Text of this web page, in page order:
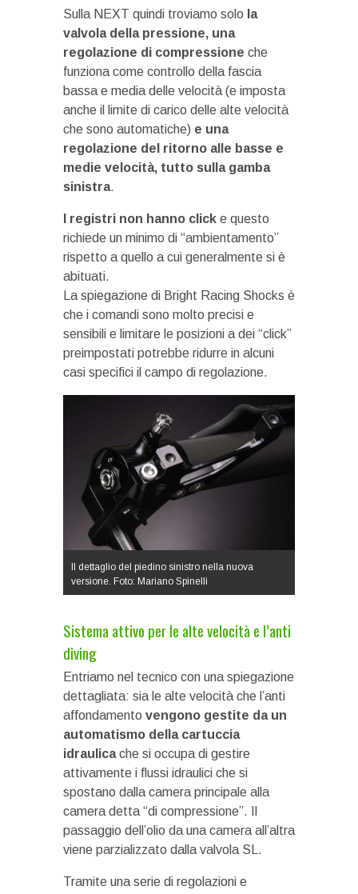
Sulla NEXT quindi troviamo solo la
valvola della pressione, una
regolazione di compressione che
funziona come controllo della fascia
bassa e media delle velocità (e imposta
anche il limite di carico delle alte velocità
che sono automatiche) e una
regolazione del ritorno alle basse e
medie velocità, tutto sulla gamba
sinistra.
I registri non hanno click e questo
richiede un minimo di “ambientamento”
rispetto a quello a cui generalmente si è
abituati.
La spiegazione di Bright Racing Shocks è
che i comandi sono molto precisi e
sensibili e limitare le posizioni a dei “click”
preimpostati potrebbe ridurre in alcuni
casi specifici il campo di regolazione.
Il dettaglio del piedino sinistro nella nuova
versione. Foto: Mariano Spinelli
Sistema attivo per le alte velocità e l’anti
diving
Entriamo nel tecnico con una spiegazione
dettagliata: sia le alte velocità che l’anti
affondamento vengono gestite da un
automatismo della cartuccia
idraulicache si occupa di gestire
attivamente i flussi idraulici che si
spostano dalla camera principale alla
camera detta “di compressione”. Il
passaggio dell’olio da una camera all’altra
viene parzializzato dalla valvola SL.
Tramite una serie di regolazioni e